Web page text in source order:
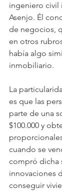
ingeniero civil
Asenjo. Él
de negocios,
en otros
había algo
inmobiliario.
La
es que las
parte de una
$100.000 y
cuando se
compró dicha
innovaciones
conseguir